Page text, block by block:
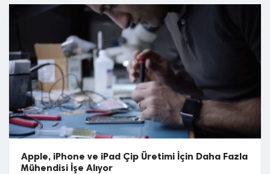
Apple, iPhone ve iPad Çip Üretimi İçin Daha Fazla
Mühendisi İşe Alıyor